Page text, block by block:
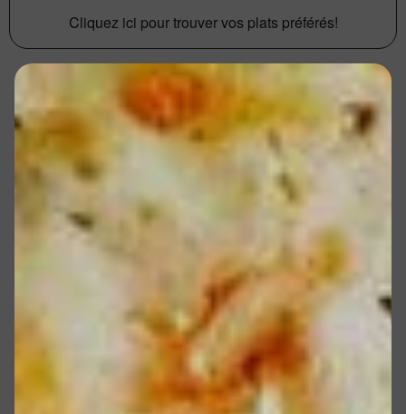
Cliquez ici pour trouver vos plats préférés!